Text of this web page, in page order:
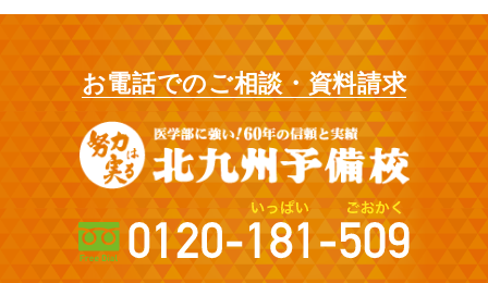
お電話でのご相談・資料請求